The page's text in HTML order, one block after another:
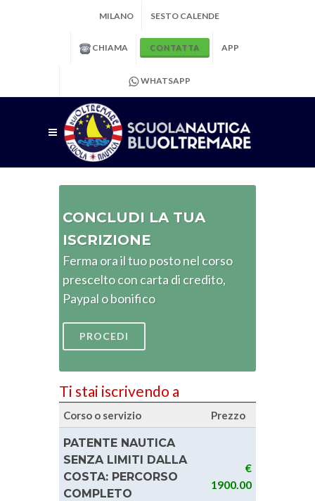
MILANO SESTO CALENDE
CHIAMA CONTATTA APP
WHATSAPP
CONCLUDI LA TUA
ISCRIZIONE
Ferma ora il tuo posto nel corso
prescelto con carta di credito,
Paypal o bonifico
PROCEDI
Ti stai iscrivendo a
Corso o servizio Prezzo
PATENTE NAUTICA
SENZA LIMITI DALLA
COSTA: PERCORSO
COMPLETO
€
1900.00